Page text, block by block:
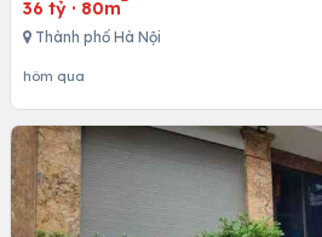
36 tỷ · 80m
Thành phố Hà Nội
hôm qua